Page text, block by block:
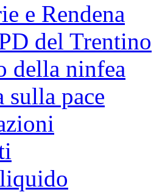
e Rendena
del Trentino
della ninfea
sulla pace